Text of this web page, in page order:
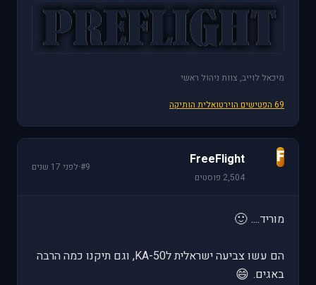
מיכאל לוייב, צוות ניהול ראשי
69 הפטישים הוירטואלית הותיקה
F
FreeFlight
2,504 פוסטים
#9
·לפני 17 שנים
מוריד.... 🙂
הם עשו צביעה ישראלית לKA-50, וגם תיקנו כמה הרבה
באגים. 😄